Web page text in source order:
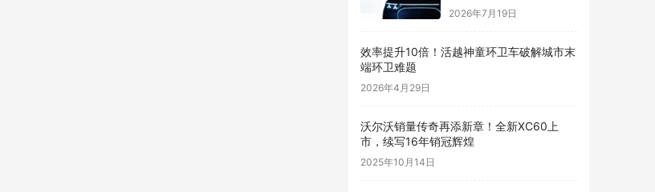
2026年7月19日
效率提升10倍！活越神童环卫车破解城市末
端环卫难题
2026年4月29日
沃尔沃销量传奇再添新章！全新XC60上
市，续写16年销冠辉煌
2025年10月14日